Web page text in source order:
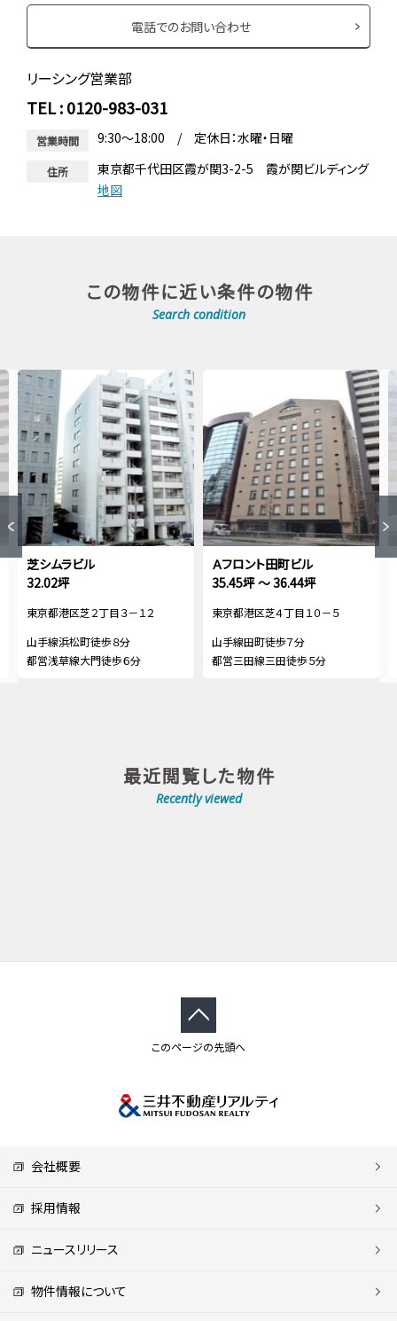
電話でのお問い合わせ
リーシング営業部
TEL : 0120-983-031
営業時間 9:30～18:00 / 定休日：水曜・日曜
住所
東京都千代田区霞が関3-2-5 霞が関ビルディング
地図
この物件に近い条件の物件
Search condition
芝シムラビル
32.02坪
東京都港区芝２丁目３－１２
山手線浜松町徒歩８分
都営浅草線大門徒歩６分
Ａフロント田町ビル
35.45坪 ～ 36.44坪
東京都港区芝４丁目１０－５
山手線田町徒歩７分
都営三田線三田徒歩５分
最近閲覧した物件
Recently viewed
このページの先頭へ
会社概要
採用情報
ニュースリリース
物件情報について